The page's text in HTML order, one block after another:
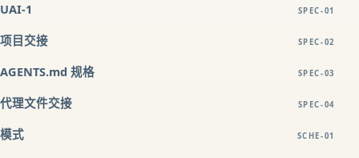
UAI-1 SPEC-01
项目交接 SPEC-02
AGENTS.md 规格 SPEC-03
代理文件交接 SPEC-04
模式 SCHE-01